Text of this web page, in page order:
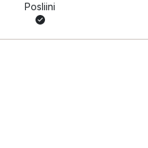
Posliini